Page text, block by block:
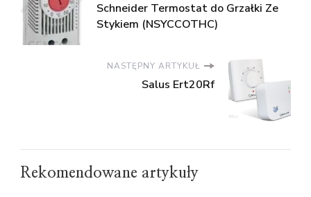
Schneider Termostat do Grzałki Ze
Stykiem (NSYCCOTHC)
NASTĘPNY ARTYKUŁ
Salus Ert20Rf
Rekomendowane artykuły